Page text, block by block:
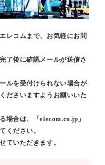
レコムまで、お気軽にお問
了後に確認メールが送信さ
ルを受付けられない場合が
ださいますようお願いいた
場合は、「elecom.co.jp」
ください。
ていただきます。